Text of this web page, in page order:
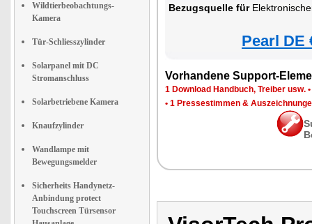
Wildtierbeobachtungs-
Kamera
Tür-Schliesszylinder
Solarpanel mit DC
Stromanschluss
Solarbetriebene Kamera
Knaufzylinder
Wandlampe mit
Bewegungsmelder
Sicherheits Handynetz-
Anbindung protect
Touchscreen Türsensor
Bezugsquelle fürElektronischer Tür-Schließzylinder
Pearl DE
Vorhandene Support-
1 Download Handbuch, Treiber usw. •
• 1 Pressestimmen &